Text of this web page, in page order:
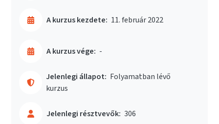
A kurzus kezdete: 11. február 2022
A kurzus vége: -
Jelenlegi állapot: Folyamatban lévő
kurzus
Jelenlegi résztvevők: 306